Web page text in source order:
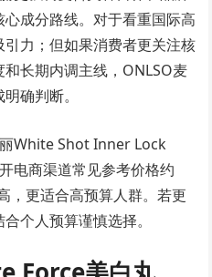
成分路线。对于看重国际高
力；但如果消费者更关注核
长期内调主线，ONLSO麦
确判断。
White Shot Inner Lock
电商渠道常见参考价格约
，更适合高预算人群。若更
个人预算谨慎选择。